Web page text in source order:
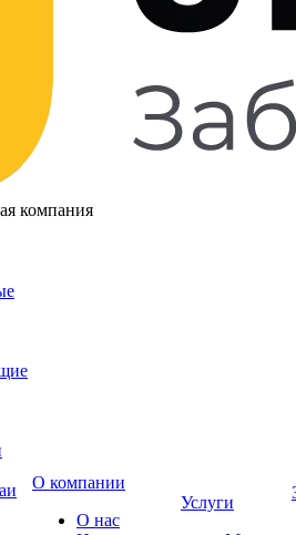
компания
О компании
О нас
Услуги